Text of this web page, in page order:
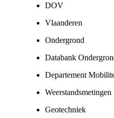
DOV
Vlaanderen
Ondergrond
Databank
Departement
Weerstandsmetingen
Geotechniek